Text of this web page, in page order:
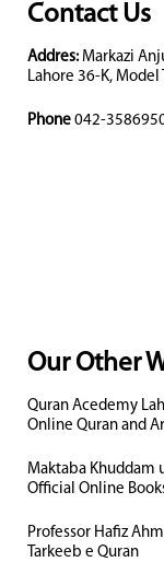
Contact Us
Addres: Markazi
Lahore 36-K, Model
Phone 042-
Our Other
Quran Acedemy
Online Quran and
Maktaba Khuddam
Official Online
Professor Hafiz
Tarkeeb e Quran